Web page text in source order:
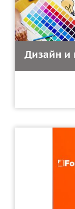
Дизайн и